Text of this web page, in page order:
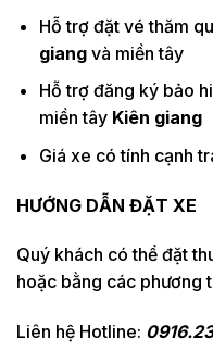
Hỗ trợ đặt vé thăm
giangvà miền tây
Hỗ trợ đăng ký bảo
miền tây Kiên giang
Giá xe có tính cạnh
HƯỚNG DẪN ĐẶT XE
Quý khách có thể đặt
hoặc bằng các phương
Liên hệ Hotline: